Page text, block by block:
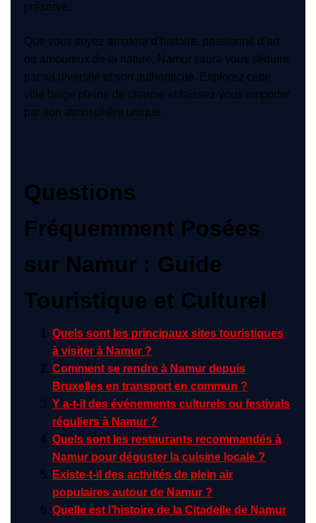
préservé.
Que vous soyez amateur d’histoire, passionné d’art
ou amoureux de la nature, Namur saura vous séduire
par sa diversité et son authenticité. Explorez cette
ville belge pleine de charme et laissez-vous emporter
par son atmosphère unique.
Questions
Fréquemment Posées
sur Namur : Guide
Touristique et Culturel
Quels sont les principaux sites touristiques
à visiter à Namur ?
Comment se rendre à Namur depuis
Bruxelles en transport en commun ?
Y a-t-il des événements culturels ou festivals
réguliers à Namur ?
Quels sont les restaurants recommandés à
Namur pour déguster la cuisine locale ?
Existe-t-il des activités de plein air
populaires autour de Namur ?
Quelle est l’histoire de la Citadelle de Namur